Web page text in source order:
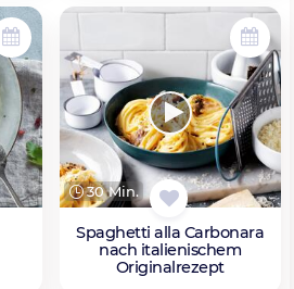
30 Min.
Spaghetti alla Carbonara
nach italienischem
Originalrezept